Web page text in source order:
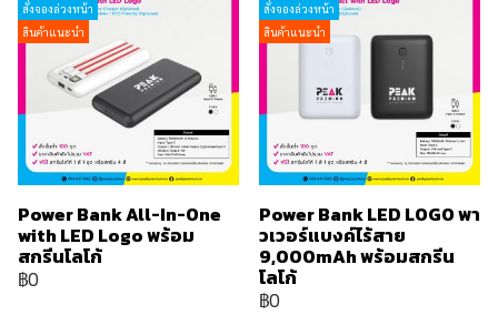
สั่งจองล่วงหน้า
สินค้าแนะนำ
Power Bank All-In-One
with LED Logo พร้อม
สกรีนโลโก้
฿0
สั่งจองล่วงหน้า
สินค้าแนะนำ
Power Bank LED LOGO พา
วเวอร์แบงค์ไร้สาย
9,000mAh พร้อมสกรีน
โลโก้
฿0